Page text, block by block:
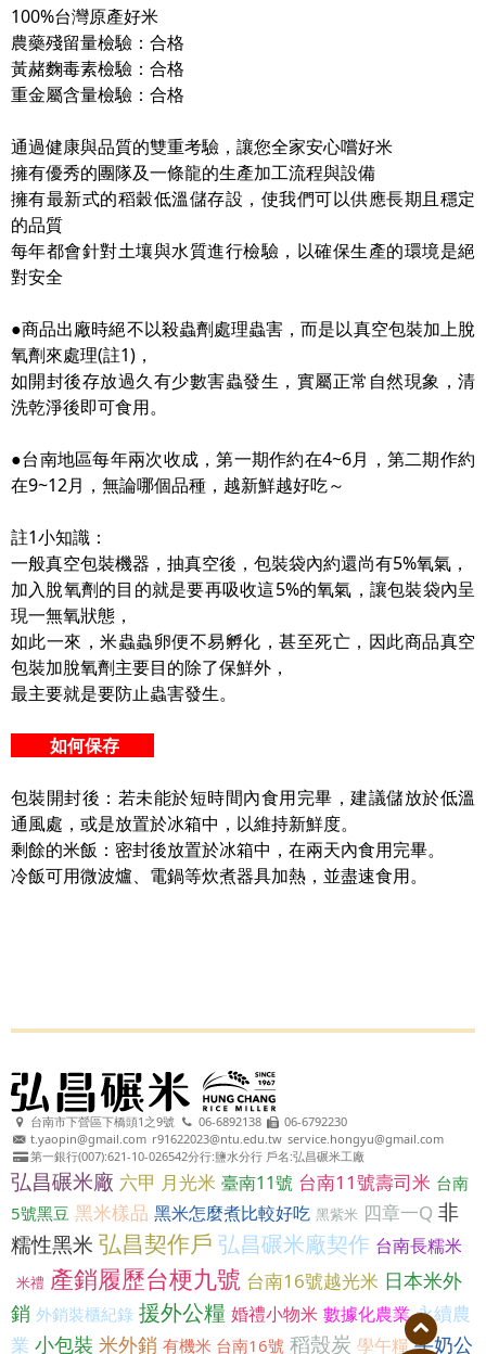
100%台灣原產好米
農藥殘留量檢驗：合格
黃赭麴毒素檢驗：合格
重金屬含量檢驗：合格
通過健康與品質的雙重考驗，讓您全家安心嚐好米
擁有優秀的團隊及一條龍的生產加工流程與設備
擁有最新式的稻穀低溫儲存設，使我們可以供應長期且穩定
的品質
每年都會針對土壤與水質進行檢驗，以確保生產的環境是絕
對安全
●商品出廠時絕不以殺蟲劑處理蟲害，而是以真空包裝加上脫
氧劑來處理(註1)，
如開封後存放過久有少數害蟲發生，實屬正常自然現象，清
洗乾淨後即可食用。
●台南地區每年兩次收成，第一期作約在4~6月，第二期作約
在9~12月，無論哪個品種，越新鮮越好吃～
註1小知識：
一般真空包裝機器，抽真空後，包裝袋內約還尚有5%氧氣，
加入脫氧劑的目的就是要再吸收這5%的氧氣，讓包裝袋內呈
現一無氧狀態，
如此一來，米蟲蟲卵便不易孵化，甚至死亡，因此商品真空
包裝加脫氧劑主要目的除了保鮮外，
最主要就是要防止蟲害發生。
如何保存
包裝開封後：若未能於短時間內食用完畢，建議儲放於低溫
通風處，或是放置於冰箱中，以維持新鮮度。
剩餘的米飯：密封後放置於冰箱中，在兩天內食用完畢。
冷飯可用微波爐、電鍋等炊煮器具加熱，並盡速食用。
台南市下營區下橋頭1之9號 06-6892138
06-6792230
t.yaopin@gmail.com r91622023@ntu.edu.tw service.hongyu@gmail.com
第一銀行(007):621-10-026542分行:鹽水分行 戶名:弘昌碾米工廠
弘昌碾米廠 六甲 月光米 臺南11號 台南11號壽司米 台南
5號黑豆 黑米樣品 黑米怎麼煮比較好吃 黑紫米 四章一Q 非
糯性黑米 弘昌契作戶 弘昌碾米廠契作 台南長糯米
米禮 產銷履歷台梗九號 台南16號越光米 日本米外
銷 外銷裝櫃紀錄 援外公糧 婚禮小物米 數據化農業 永續農
業 小包裝 米外銷 有機米 台南16號 稻殼炭 學午糧 牛奶公